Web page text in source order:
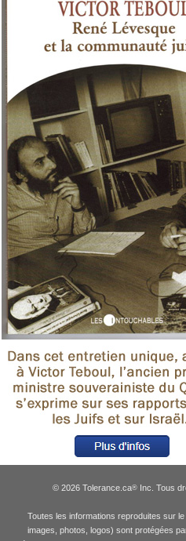
© 2026 Tolerance.ca®Inc. Tous
Toutes les informations reproduites sur
images, photos, logos) sont protégées